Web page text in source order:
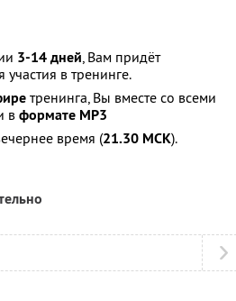
3-14 дней, Вам придёт
в тренинге.
тренинга, Вы вместе со всеми
в формате MP3
время (21.30 МСК).